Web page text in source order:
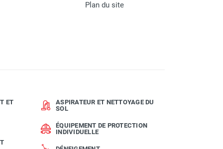
Plan du site
ET
ASPIRATEUR ET NETTOYAGE DU
SOL
ÉQUIPEMENT DE PROTECTION
INDIVIDUELLE